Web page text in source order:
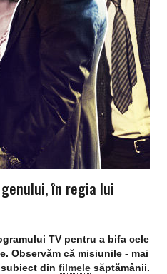
în regia lui
TV pentru a bifa cele
Observăm că misiunile - mai
din filmele săptămânii.